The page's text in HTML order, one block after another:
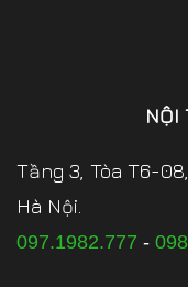
NỘI
Tầng 3, Tòa T6-
Hà Nội.
097.1982.777 -